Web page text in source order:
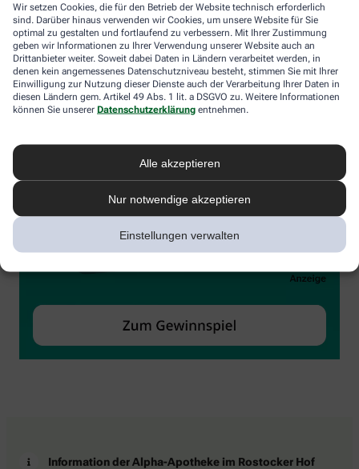
Wir setzen Cookies, die für den Betrieb der Website technisch erforderlich
sind. Darüber hinaus verwenden wir Cookies, um unsere Website für Sie
optimal zu gestalten und fortlaufend zu verbessern. Mit Ihrer Zustimmung
geben wir Informationen zu Ihrer Verwendung unserer Website auch an
Drittanbieter weiter. Soweit dabei Daten in Ländern verarbeitet werden, in
denen kein angemessenes Datenschutzniveau besteht, stimmen Sie mit Ihrer
Einwilligung zur Nutzung dieser Dienste auch der Verarbeitung Ihrer Daten in
diesen Ländern gem. Artikel 49 Abs. 1 lit. a DSGVO zu. Weitere Informationen
können Sie unserer Datenschutzerklärung entnehmen.
Alle akzeptieren
Nur notwendige akzeptieren
Einstellungen verwalten
Information der Alpha-Apotheke im Rostocker Hof